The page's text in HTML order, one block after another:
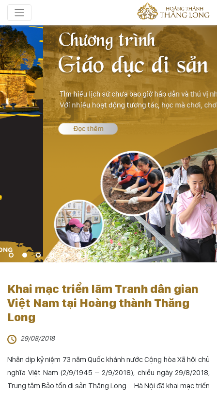
Khai mạc triển lãm Tranh dân gian
Việt Nam tại Hoàng thành Thăng
Long
29/08/2018
Nhân dịp kỷ niệm 73 năm Quốc khánh nước Cộng hòa Xã hội chủ
nghĩa Việt Nam (2/9/1945 – 2/9/2018), chiều ngày 29/8/2018,
Trung tâm Bảo tồn di sản Thăng Long – Hà Nội đã khai mạc triển